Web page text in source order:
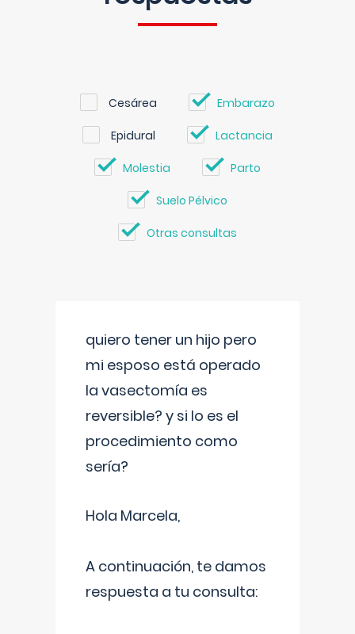
Cesárea Embarazo
Epidural Lactancia
Molestia Parto
Suelo Pélvico
Otras consultas
quiero tener un hijo pero
mi esposo está operado
la vasectomía es
reversible? y si lo es el
procedimiento como
sería?
Hola Marcela,
A continuación, te damos
respuesta a tu consulta: